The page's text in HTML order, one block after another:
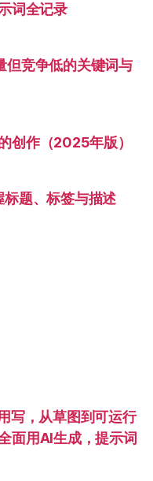
词全记录
但竞争低的关键词与
创作（2025年版）
题、标签与描述
写，从草图到可运行
面用AI生成，提示词